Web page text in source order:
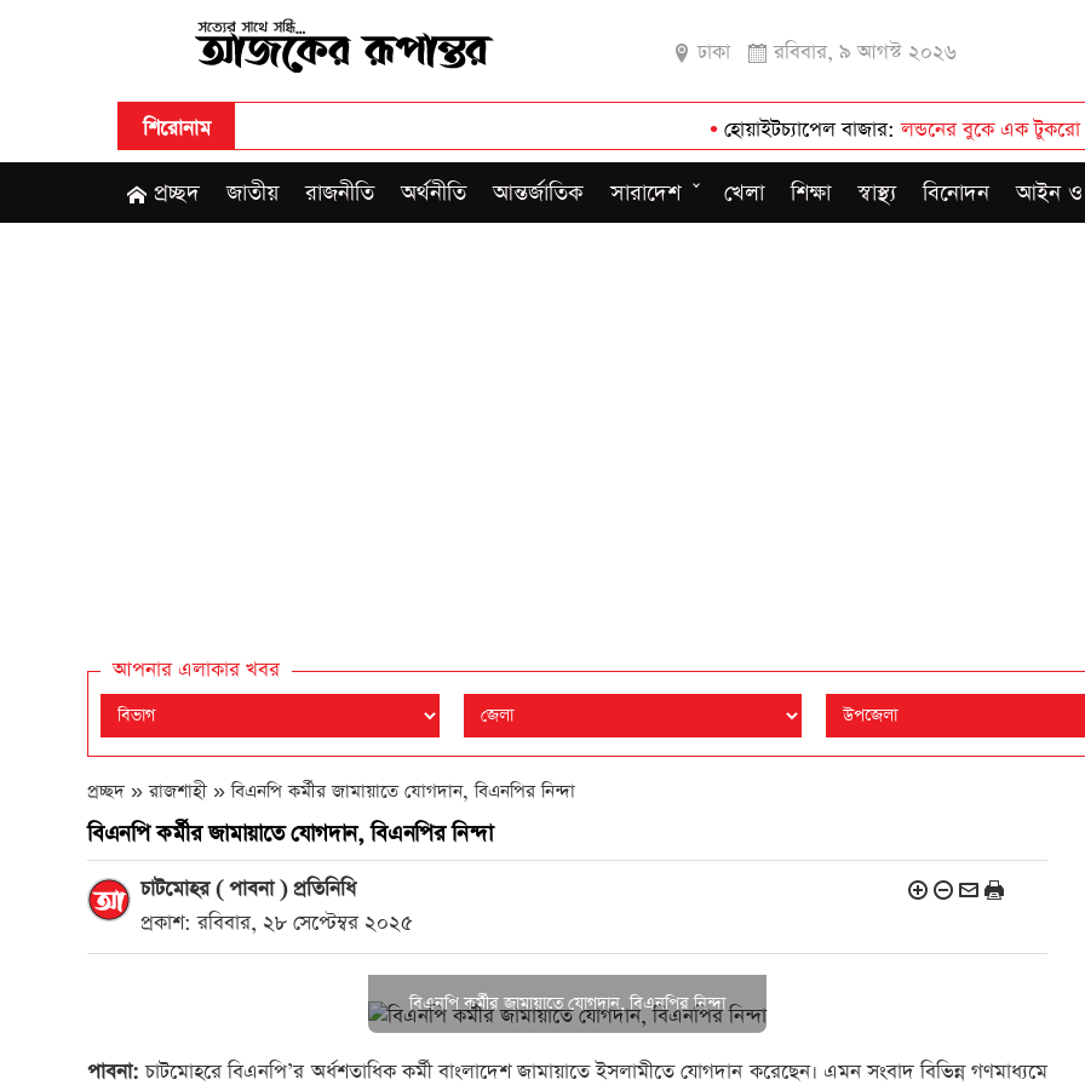
ঢাকা রবিবার, ৯ আগস্ট ২০২৬
শিরোনাম হোয়াইটচ্যাপেল বাজার লন্ডনের বুকে এক টুকরো বাংলাদেশ•
প্রচ্ছদ জাতীয় রাজনীতি অর্থনীতি আন্তর্জাতিক সারাদেশ খেলা শিক্ষা স্বাস্থ্য বিনোদন আইন
আপনার এলাকার খবর
প্রচ্ছদ » রাজশাহী »বিএনপি কর্মীর জামায়াতে যোগদান, বিএনপির নিন্দা
বিএনপি কর্মীর জামায়াতে যোগদান, বিএনপির নিন্দা
চাটমোহর ( পাবনা ) প্রতিনিধি
প্রকাশ: রবিবার, ২৮ সেপ্টেম্বর ২০২৫
বিএনপি কর্মীর জামায়াতে যোগদান, বিএনপির নিন্দা
পাবনা: চাটমোহরে বিএনপি’র অর্ধশতাধিক কর্মী বাংলাদেশ জামায়াতে ইসলামীতে যোগদান করেছেন। এমন সংবাদ বিভিন্ন গণমাধ্যমে